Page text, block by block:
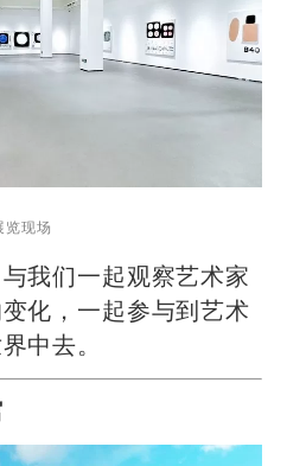
览现场
我们一起观察艺术家
化，一起参与到艺术
中去。